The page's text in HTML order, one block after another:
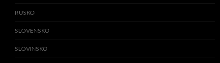
RUSKO
SLOVENSKO
SLOVINSKO